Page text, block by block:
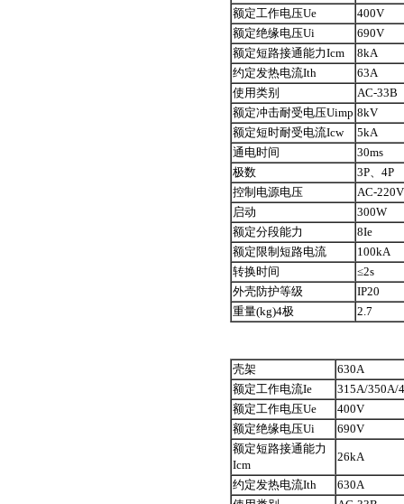
额定工作电压Ue
400V
额定绝缘电压Ui
690V
额定短路接通能力Icm
8kA
约定发热电流Ith
63A
使用类别
AC-33B
额定冲击耐受电压Uimp 8kV
额定短时耐受电流Icw
5kA
通电时间
30ms
极数
3P、4P
控制电源电压
AC-220V
启动
300W
额定分段能力
8Ie
额定限制短路电流
100kA
转换时间
≤2s
外壳防护等级
IP20
重量(kg)4极
2.7
壳架
630A
额定工作电流Ie
315A/350A/
额定工作电压Ue
400V
额定绝缘电压Ui
690V
额定短路接通能力
Icm
26kA
约定发热电流Ith
630A